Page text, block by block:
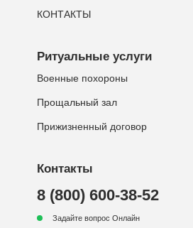
КОНТАКТЫ
Ритуальные услуги
Военные похороны
Прощальный зал
Прижизненный договор
Контакты
8 (800) 600-38-52
Задайте вопрос Онлайн